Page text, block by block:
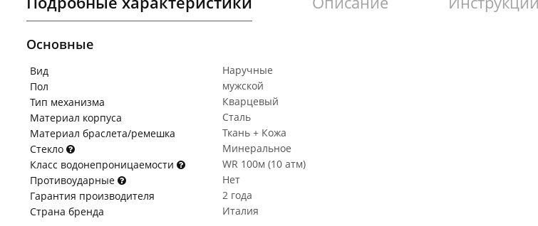
Основные
Вид
Наручные
Пол
мужской
Тип механизма
Кварцевый
Материал корпуса
Сталь
Материал браслета/ремешка
Ткань + Кожа
Стекло
Минеральное
Класс водонепроницаемости
WR 100м (10 атм)
Противоударные
Нет
Гарантия производителя
2 года
Страна бренда
Италия